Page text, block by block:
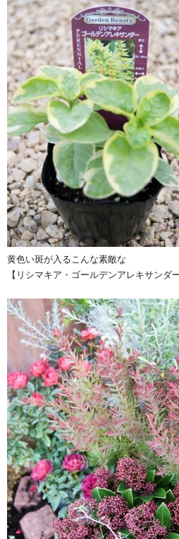
黄色い斑が入るこんな素敵な
【リシマキア・ゴールデンアレキサンダ